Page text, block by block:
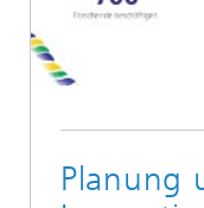
Planung